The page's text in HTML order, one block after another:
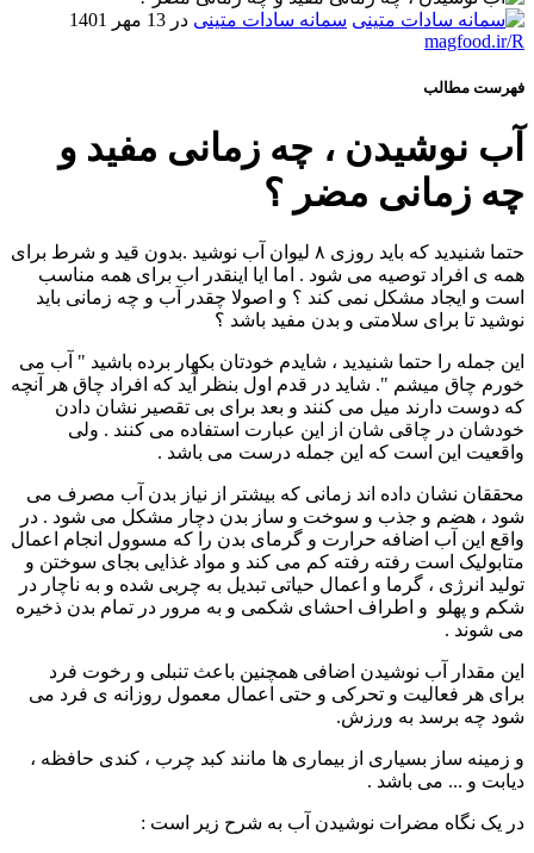
سمانه سادات متینی در 13 مهر 1401
magfood.ir/R
فهرست مطالب
آب نوشیدن ، چه زمانی مفید و
چه زمانی مضر ؟
حتما شنیدید که باید روزی ۸ لیوان آب نوشید .بدون قید و شرط برای
همه ی افراد توصیه می شود . اما ایا اینقدر اب برای همه مناسب
است و ایجاد مشکل نمی کند ؟ و اصولا چقدر آب و چه زمانی باید
نوشید تا برای سلامتی و بدن مفید باشد ؟
این جمله را حتما شنیدید ، شایدم خودتان بکهار برده باشید " آب می
خورم چاق میشم ". شاید در قدم اول بنظر آید که افراد چاق هر آنچه
که دوست دارند میل می کنند و بعد برای بی تقصیر نشان دادن
خودشان در چاقی شان از این عبارت استفاده می کنند . ولی
واقعیت این است که این جمله درست می باشد .
محققان نشان داده اند زمانی که بیشتر از نیاز بدن آب مصرف می
شود ، هضم و جذب و سوخت و ساز بدن دچار مشکل می شود . در
واقع این آب اضافه حرارت و گرمای بدن را که مسوول انجام اعمال
متابولیک است رفته رفته کم می کند و مواد غذایی بجای سوختن و
تولید انرژی ، گرما و اعمال حیاتی تبدیل به چربی شده و به ناچار در
شکم و پهلو و اطراف احشای شکمی و به مرور در تمام بدن ذخیره
می شوند .
این مقدار آب نوشیدن اضافی همچنین باعث تنبلی و رخوت فرد
برای هر فعالیت و تحرکی و حتی اعمال معمول روزانه ی فرد می
شود چه برسد به ورزش.
و زمینه ساز بسیاری از بیماری ها مانند کبد چرب ، کندی حافظه ،
دیابت و ... می باشد .
در یک‌ نگاه مضرات نوشیدن آب به شرح زیر است :